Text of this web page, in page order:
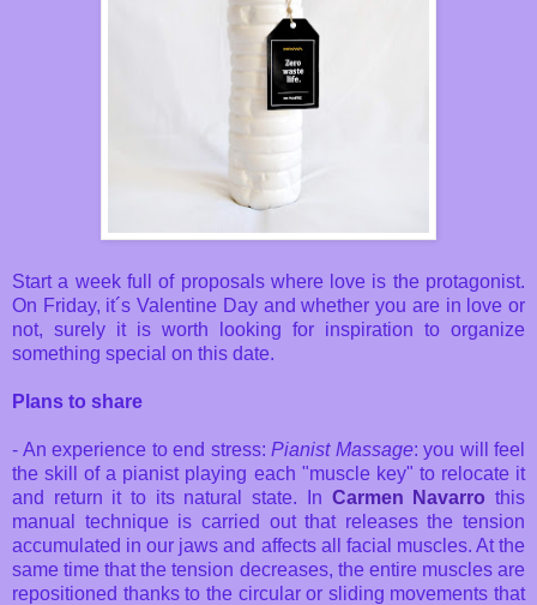
Start a week full of proposals where love is the protagonist.
On Friday, it´s Valentine Day and whether you are in love or
not, surely it is worth looking for inspiration to organize
something special on this date.
Plans to share
- An experience to end stress: Pianist Massage: you will feel
the skill of a pianist playing each "muscle key" to relocate it
and return it to its natural state. In Carmen Navarro this
manual technique is carried out that releases the tension
accumulated in our jaws and affects all facial muscles. At the
same time that the tension decreases, the entire muscles are
repositioned thanks to the circular or sliding movements that